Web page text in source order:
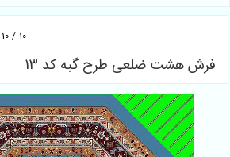
فرش هشت ضلعی طرح گبه کد 13
10 / 10